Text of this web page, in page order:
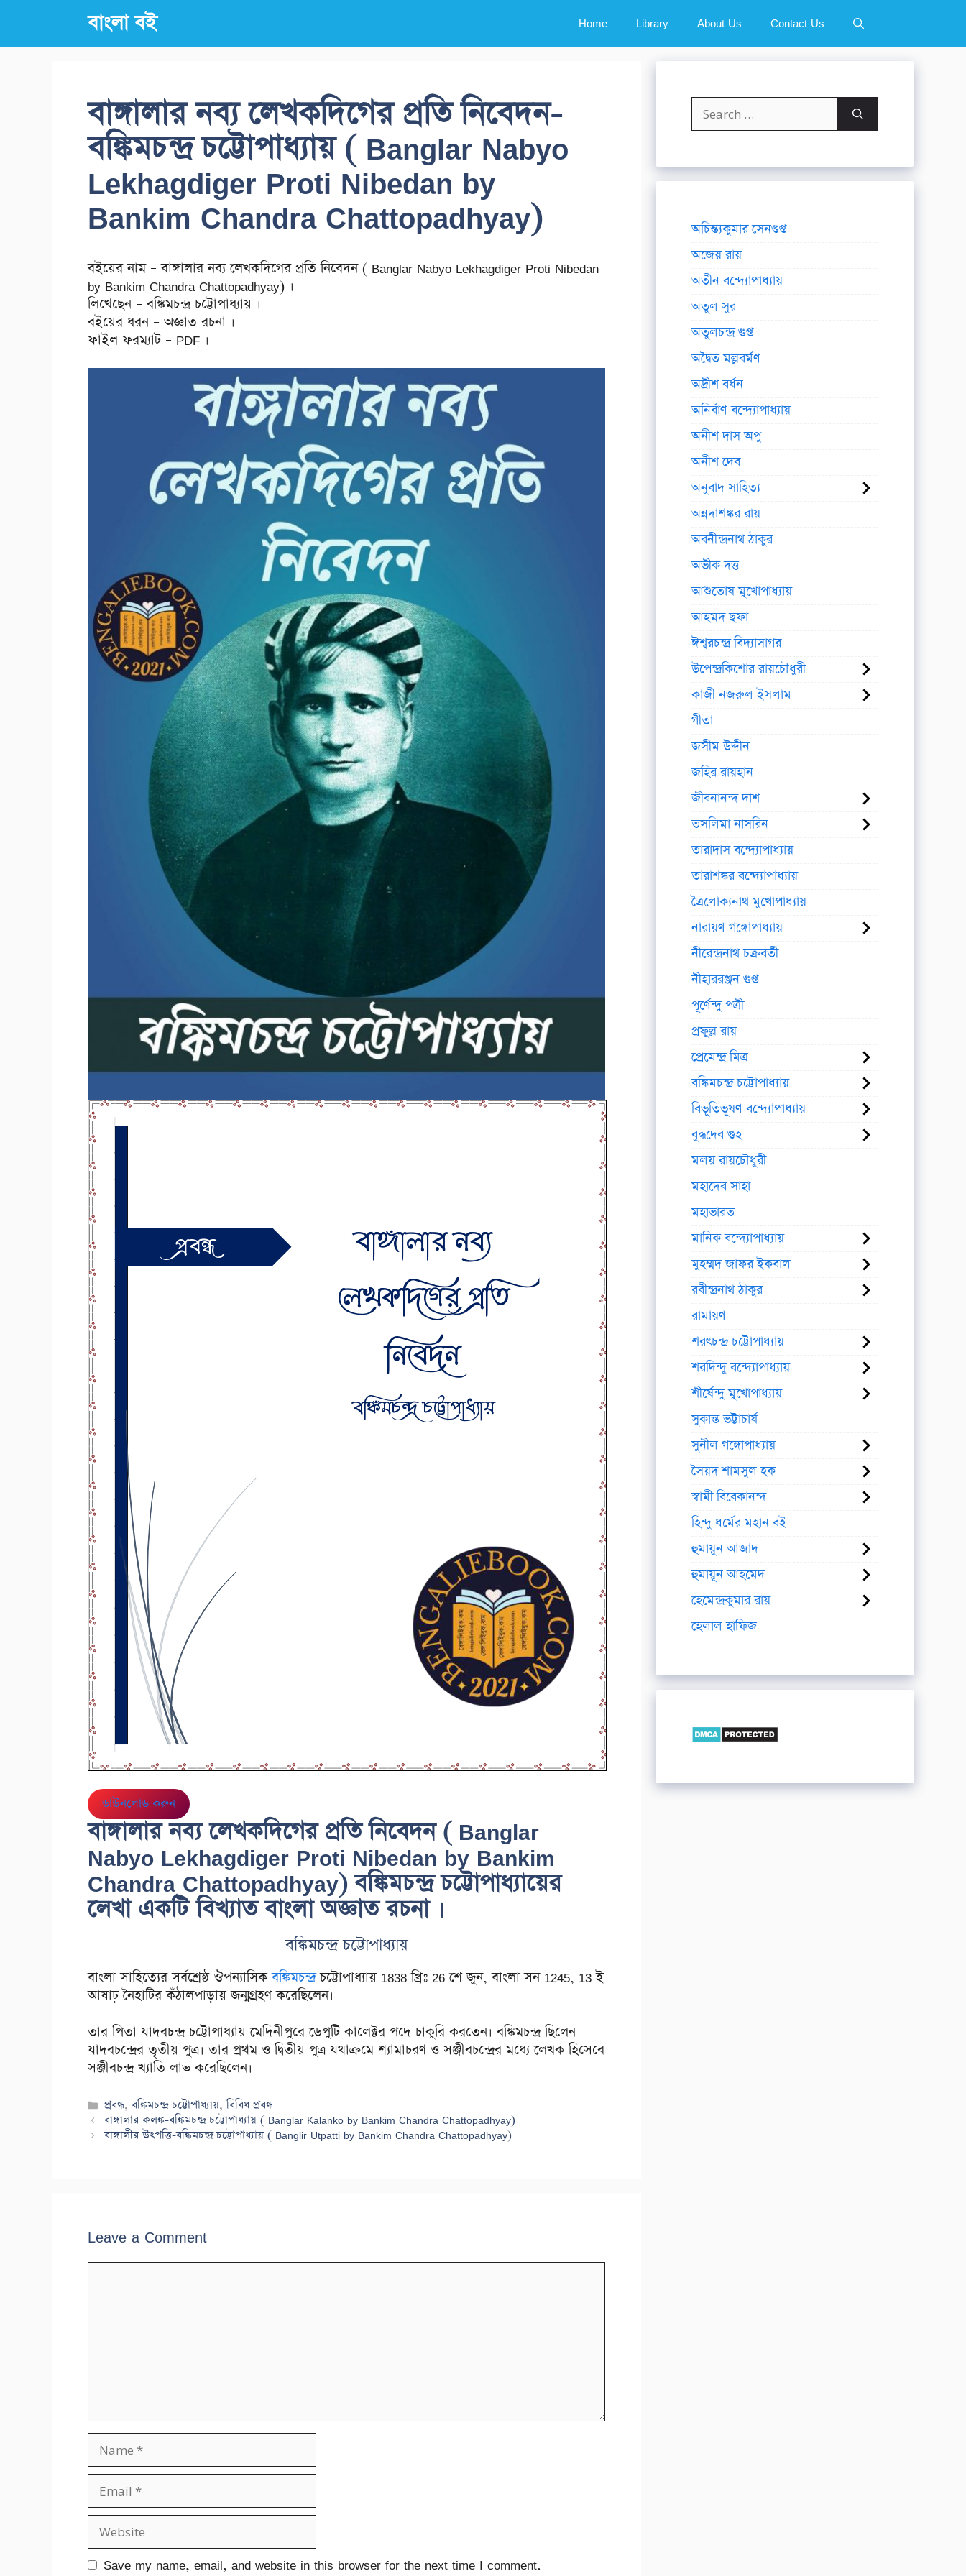
content
বাংলা বই Home Library About Us Contact Us
বাঙ্গালার নব্য লেখকদিগের প্রতি নিবেদন-
বঙ্কিমচন্দ্র চট্টোপাধ্যায় ( Banglar Nabyo
Lekhagdiger Proti Nibedan by
Bankim Chandra Chattopadhyay)
বইয়ের নাম – বাঙ্গালার নব্য লেখকদিগের প্রতি নিবেদন ( Banglar Nabyo Lekhagdiger Proti Nibedan
by Bankim Chandra Chattopadhyay) ।
লিখেছেন – বঙ্কিমচন্দ্র চট্টোপাধ্যায় ।
বইয়ের ধরন – অজ্ঞাত রচনা ।
ফাইল ফরম্যাট – PDF ।
ডাউনলোড করুন
বাঙ্গালার নব্য লেখকদিগের প্রতি নিবেদন ( Banglar
Nabyo Lekhagdiger Proti Nibedan by Bankim
Chandra Chattopadhyay) বঙ্কিমচন্দ্র চট্টোপাধ্যায়ের
লেখা একটি বিখ্যাত বাংলা অজ্ঞাত রচনা ।
বঙ্কিমচন্দ্র চট্টোপাধ্যায়
বাংলা সাহিত্যের সর্বশ্রেষ্ঠ ঔপন্যাসিকবঙ্কিমচন্দ্রচট্টোপাধ্যায় 1838 খ্রিঃ 26 শে জুন, বাংলা সন 1245, 13 ই
আষাঢ় নৈহাটির কঁঠালপাড়ায় জন্মগ্রহণ করেছিলেন।
তার পিতা যাদবচন্দ্র চট্টোপাধ্যায় মেদিনীপুরে ডেপুটি কালেক্টর পদে চাকুরি করতেন। বঙ্কিমচন্দ্র ছিলেন
যাদবচন্দ্রের তৃতীয় পুত্র। তার প্রথম ও দ্বিতীয় পুত্র যথাক্রমে শ্যামাচরণ ও সঞ্জীবচন্দ্রের মধ্যে লেখক হিসেবে
সঞ্জীবচন্দ্র খ্যাতি লাভ করেছিলেন।
Categories
প্রবন্ধ,বঙ্কিমচন্দ্র চট্টোপাধ্যায়,বিবিধ প্রবন্ধ
বাঙ্গালার কলঙ্ক-বঙ্কিমচন্দ্র চট্টোপাধ্যায় ( Banglar Kalanko by Bankim Chandra Chattopadhyay)
বাঙ্গালীর উৎপত্তি-বঙ্কিমচন্দ্র চট্টোপাধ্যায় ( Banglir Utpatti by Bankim Chandra Chattopadhyay)
Leave a Comment
Name
Email
Website
Save my name, email, and website in this browser for the next time I comment.
Search
for:
অচিন্ত্যকুমার সেনগুপ্ত
অজেয় রায়
অতীন বন্দ্যোপাধ্যায়
অতুল সুর
অতুলচন্দ্র গুপ্ত
অদ্বৈত মল্লবর্মণ
অদ্রীশ বর্ধন
অনির্বাণ বন্দ্যোপাধ্যায়
অনীশ দাস অপু
অনীশ দেব
অনুবাদ সাহিত্য
অন্নদাশঙ্কর রায়
অবনীন্দ্রনাথ ঠাকুর
অভীক দত্ত
আশুতোষ মুখোপাধ্যায়
আহমদ ছফা
ঈশ্বরচন্দ্র বিদ্যাসাগর
উপেন্দ্রকিশোর রায়চৌধুরী
কাজী নজরুল ইসলাম
গীতা
জসীম উদ্দীন
জহির রায়হান
জীবনানন্দ দাশ
তসলিমা নাসরিন
তারাদাস বন্দ্যোপাধ্যায়
তারাশঙ্কর বন্দ্যোপাধ্যায়
ত্রৈলোক্যনাথ মুখোপাধ্যায়
নারায়ণ গঙ্গোপাধ্যায়
নীরেন্দ্রনাথ চক্রবর্তী
নীহাররঞ্জন গুপ্ত
পূর্ণেন্দু পত্রী
প্রফুল্ল রায়
প্রেমেন্দ্র মিত্র
বঙ্কিমচন্দ্র চট্টোপাধ্যায়
বিভূতিভূষণ বন্দ্যোপাধ্যায়
বুদ্ধদেব গুহ
মলয় রায়চৌধুরী
মহাদেব সাহা
মহাভারত
মানিক বন্দ্যোপাধ্যায়
মুহম্মদ জাফর ইকবাল
রবীন্দ্রনাথ ঠাকুর
রামায়ণ
শরৎচন্দ্র চট্টোপাধ্যায়
শরদিন্দু বন্দ্যোপাধ্যায়
শীর্ষেন্দু মুখোপাধ্যায়
সুকান্ত ভট্টাচার্য
সুনীল গঙ্গোপাধ্যায়
সৈয়দ শামসুল হক
স্বামী বিবেকানন্দ
হিন্দু ধর্মের মহান বই
হুমায়ুন আজাদ
হুমায়ূন আহমেদ
হেমেন্দ্রকুমার রায়
হেলাল হাফিজ